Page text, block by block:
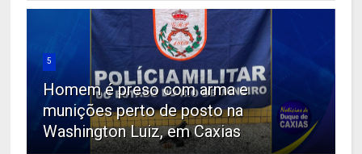
5
Homem é preso com arma e
munições perto de posto na
Washington Luiz, em Caxias